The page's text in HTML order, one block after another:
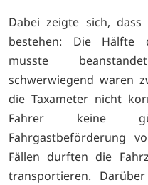
Dabei zeigte sich,
bestehen: Die Hälfte
musste
schwerwiegend waren
die Taxameter nicht
Fahrer keine
Fahrgastbeförderung
Fällen durften die
transportieren.